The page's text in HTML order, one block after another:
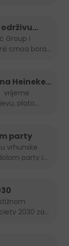
crnog bora...
Heineken
plato...
party
party i
2030 za...